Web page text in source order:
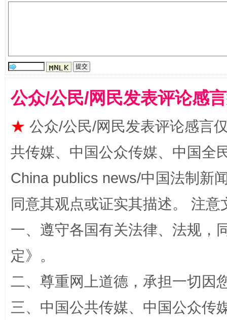
揭批美国五大"原罪"
解纷+调解+退费，一次搞定
公众/公民/网民发表评论感
★ 公众/公民/网民发表评论感言
共传媒、中国公众传媒、中国全
China publics news/中国法制新
同意其观点或证实其描述。 注
一、遵守各国有关法律、法规，
定》。
二、尊重网上道德，承担一切因
三、中国公共传媒、中国公众传